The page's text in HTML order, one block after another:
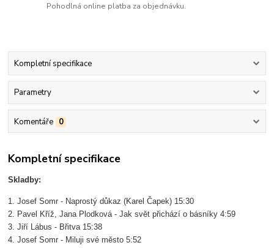
Pohodlná online platba za objednávku.
Kompletní specifikace
Parametry
Komentáře 0
Kompletní specifikace
Skladby:
1. Josef Somr - Naprostý důkaz (Karel Čapek) 15:30
2. Pavel Kříž, Jana Plodková - Jak svět přichází o básníky 4:59
3. Jiří Lábus - Břitva 15:38
4. Josef Somr - Miluji své město 5:52